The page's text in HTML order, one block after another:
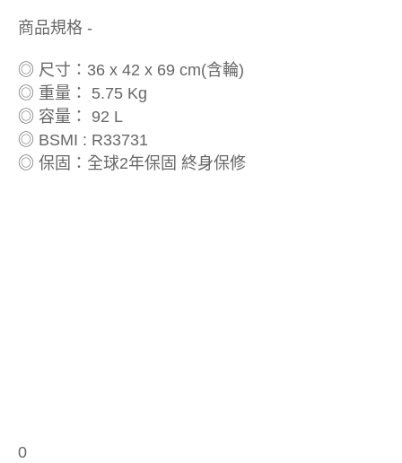
商品規格 -
◎ 尺寸：36 x 42 x 69 cm(含輪)
◎ 重量： 5.75 Kg
◎ 容量： 92 L
◎ BSMI : R33731
◎ 保固：全球2年保固 終身保修
0